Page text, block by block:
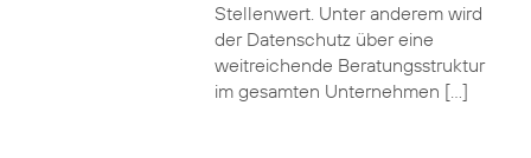
Stellenwert. Unter anderem wird
der Datenschutz über eine
weitreichende Beratungsstruktur
im gesamten Unternehmen […]